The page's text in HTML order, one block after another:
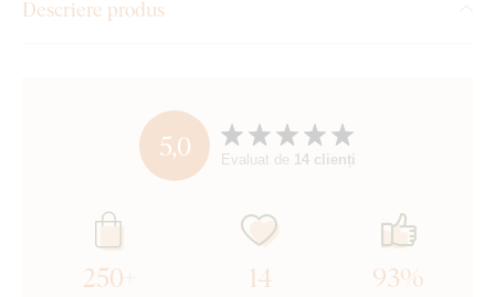
Descriere produs
5,0 Evaluat de 14 clienți
250+ 14 93%